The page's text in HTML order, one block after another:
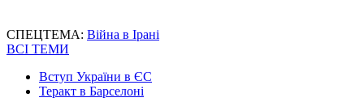
СПЕЦТЕМА: Війна в Ірані
ВСІ ТЕМИ
Вступ України в ЄС
Теракт в Барселоні